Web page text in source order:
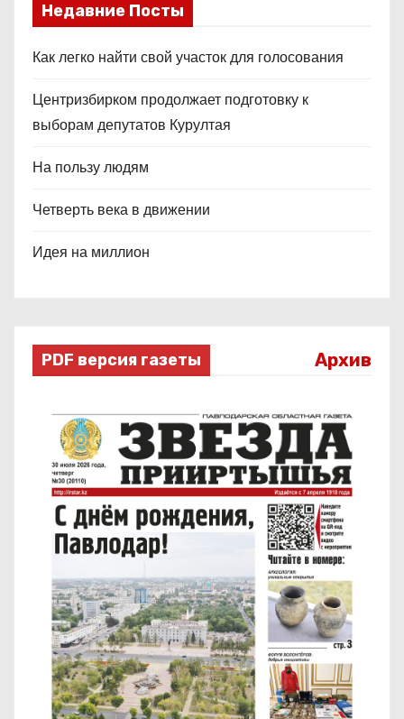
Недавние Посты
Как легко найти свой участок для голосования
Центризбирком продолжает подготовку к
выборам депутатов Курултая
На пользу людям
Четверть века в движении
Идея на миллион
PDF версия газеты Архив